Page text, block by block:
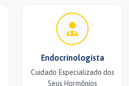
Endocrinologista
Cuidado Especializado dos
Seus Hormônios